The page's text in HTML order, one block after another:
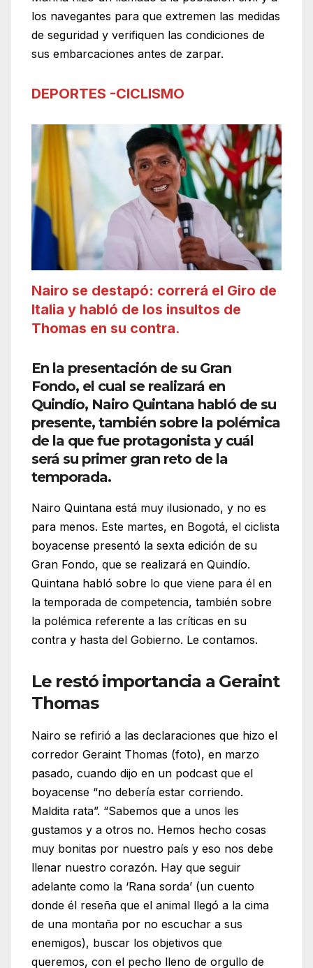
los navegantes para que extremen las medidas
de seguridad y verifiquen las condiciones de
sus embarcaciones antes de zarpar.
DEPORTES -CICLISMO
Nairo se destapó: correrá el Giro de
Italia y habló de los insultos de
Thomas en su contra.
En la presentación de su Gran
Fondo, el cual se realizará en
Quindío, Nairo Quintana habló de su
presente, también sobre la polémica
de la que fue protagonista y cuál
será su primer gran reto de la
temporada.
Nairo Quintana está muy ilusionado, y no es
para menos. Este martes, en Bogotá, el ciclista
boyacense presentó la sexta edición de su
Gran Fondo, que se realizará en Quindío.
Quintana habló sobre lo que viene para él en
la temporada de competencia, también sobre
la polémica referente a las críticas en su
contra y hasta del Gobierno. Le contamos.
Le restó importancia a Geraint
Thomas
Nairo se refirió a las declaraciones que hizo el
corredor Geraint Thomas (foto), en marzo
pasado, cuando dijo en un podcast que el
boyacense “no debería estar corriendo.
Maldita rata”. “Sabemos que a unos les
gustamos y a otros no. Hemos hecho cosas
muy bonitas por nuestro país y eso nos debe
llenar nuestro corazón. Hay que seguir
adelante como la ‘Rana sorda’ (un cuento
donde él reseña que el animal llegó a la cima
de una montaña por no escuchar a sus
enemigos), buscar los objetivos que
queremos, con el pecho lleno de orgullo de